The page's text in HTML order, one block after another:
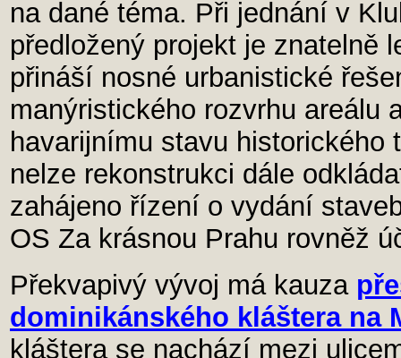
na dané téma. Při jednání v
předložený projekt je znatelně
přináší nosné urbanistické
manýristického rozvrhu areálu
havarijnímu stavu historického
nelze rekonstrukci dále
zahájeno řízení o vydání
OS Za krásnou Prahu rovněž
Překvapivý vývoj má kauza
dominikánského kláštera na
kláštera se nachází mezi